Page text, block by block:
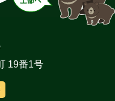
19番1号